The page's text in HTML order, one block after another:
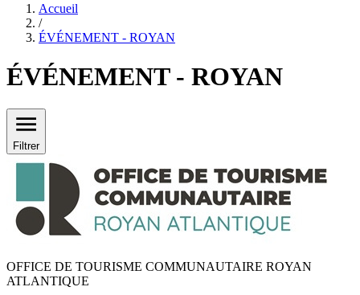
Accueil
/
ÉVÉNEMENT - ROYAN
ÉVÉNEMENT - ROYAN
Filtrer
OFFICE DE TOURISME COMMUNAUTAIRE ROYAN
ATLANTIQUE